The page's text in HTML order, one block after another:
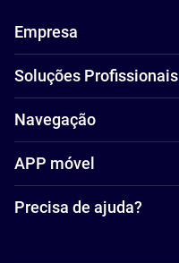
Empresa
Soluções Profissionais
Navegação
APP móvel
Precisa de ajuda?